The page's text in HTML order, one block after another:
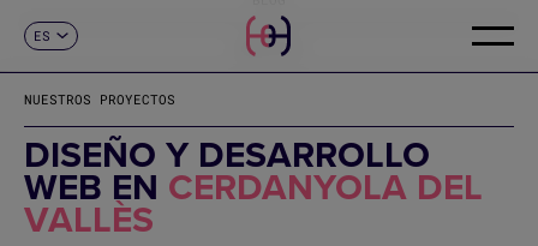
ES
FR
DE
IT
PT
CONTACTO
NUESTROS PROYECTOS
DISEÑO Y DESARROLLO
WEB EN CERDANYOLA DEL
VALLÈS